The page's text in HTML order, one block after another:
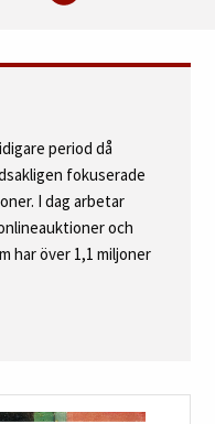
period då
fokuserade
I dag arbetar
och
har över 1,1 miljoner